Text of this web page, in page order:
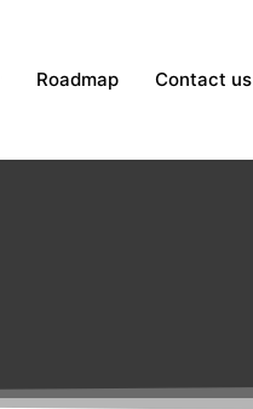
Roadmap Contact us